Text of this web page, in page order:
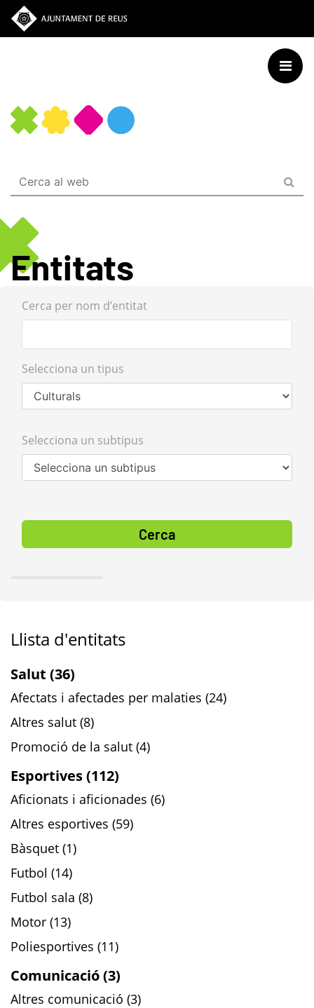
Vés
Entitats
Cerca per nom d’entitat
Selecciona un tipus
Selecciona un subtipus
Cerca
Llista d'entitats
Salut (36)
Afectats i afectades per malaties (24)
Altres salut (8)
Promoció de la salut (4)
Esportives (112)
Aficionats i aficionades (6)
Altres esportives (59)
Bàsquet (1)
Futbol (14)
Futbol sala (8)
Motor (13)
Poliesportives (11)
Comunicació (3)
Altres comunicació (3)